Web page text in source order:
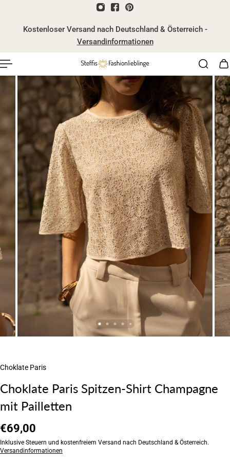
Kostenloser Versand nach Deutschland & Österreich -
Versandinformationen
Choklate Paris
Choklate Paris Spitzen-Shirt Champagne
mit Pailletten
€69,00
Inklusive Steuern und kostenfreiem Versand nach Deutschland & Österreich.
Versandinformationen